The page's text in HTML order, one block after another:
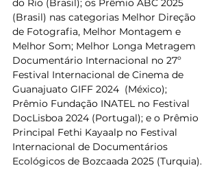
do Rio (Brasil); os Prêmio ABC 2025
(Brasil) nas categorias Melhor Direção
de Fotografia, Melhor Montagem e
Melhor Som; Melhor Longa Metragem
Documentário Internacional no 27º
Festival Internacional de Cinema de
Guanajuato GIFF 2024  (México);
Prêmio Fundação INATEL no Festival
DocLisboa 2024 (Portugal); e o Prêmio
Principal Fethi Kayaalp no Festival
Internacional de Documentários
Ecológicos de Bozcaada 2025 (Turquia).